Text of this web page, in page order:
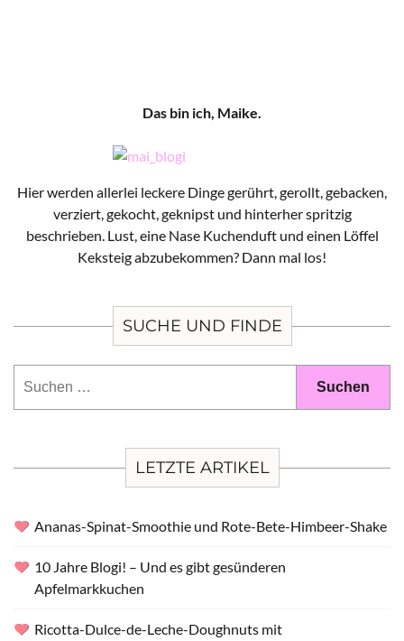
Das bin ich, Maike.
Hier werden allerlei leckere Dinge gerührt, gerollt, gebacken,
verziert, gekocht, geknipst und hinterher spritzig
beschrieben. Lust, eine Nase Kuchenduft und einen Löffel
Keksteig abzubekommen? Dann mal los!
SUCHE UND FINDE
LETZTE ARTIKEL
Ananas-Spinat-Smoothie und Rote-Bete-Himbeer-Shake
10 Jahre Blogi! – Und es gibt gesünderen
Apfelmarkkuchen
Ricotta-Dulce-de-Leche-Doughnuts mit